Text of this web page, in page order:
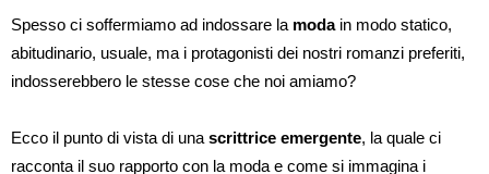
Spesso ci soffermiamo ad indossare la modain modo statico,
abitudinario, usuale, ma i protagonisti dei nostri romanzi preferiti,
indosserebbero le stesse cose che noi amiamo?
Ecco il punto di vista di una scrittrice emergente, la quale ci
racconta il suo rapporto con la moda e come si immagina i